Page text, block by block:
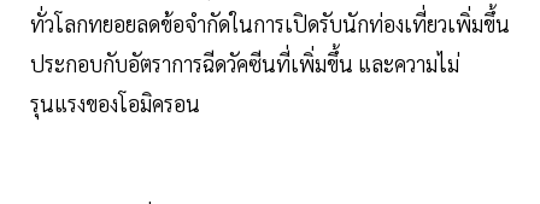
ทั่วโลกทยอยลดข้อจำกัดในการเปิดรับนักท่องเที่ยวเพิ่มขึ้น
ประกอบกับอัตราการฉีดวัคซีนที่เพิ่มขึ้น และความไม่
รุนแรงของโอมิครอน